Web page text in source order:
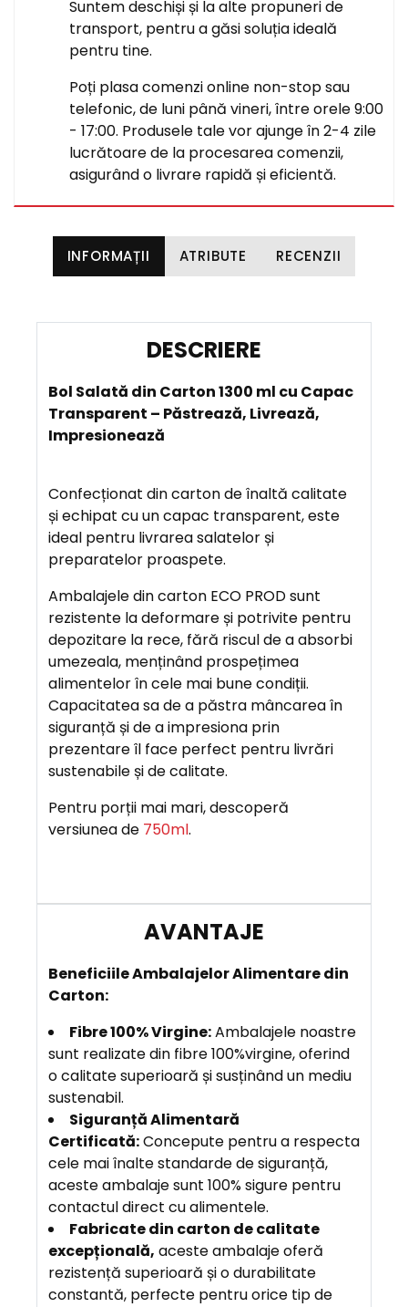
Suntem deschiși și la alte propuneri de
transport, pentru a găsi soluția ideală
pentru tine.
Poți plasa comenzi online non-stop sau
telefonic, de luni până vineri, între orele 9:00
- 17:00. Produsele tale vor ajunge în 2-4 zile
lucrătoare de la procesarea comenzii,
asigurând o livrare rapidă și eficientă.
INFORMAȚII ATRIBUTE RECENZII
S
C
R
E
R
E
A
V
A
N
T
A
J
E
Bol Salată din Carton 1300 ml cu Capac
Transparent – Păstrează, Livrează,
Impresionează
Confecționat din carton de înaltă calitate
și echipat cu un capac transparent, este
ideal pentru livrarea salatelor și
preparatelor proaspete.
Ambalajele din carton ECO PROD sunt
rezistente la deformare și potrivite pentru
depozitare la rece, fără riscul de a absorbi
umezeala, menținând prospețimea
alimentelor în cele mai bune condiții.
Capacitatea sa de a păstra mâncarea în
siguranță și de a impresiona prin
prezentare îl face perfect pentru livrări
sustenabile și de calitate.
Pentru porții mai mari, descoperă
versiunea de 750ml.
Beneficiile Ambalajelor Alimentare din
Carton:
Fibre 100% Virgine:Ambalajele noastre
sunt realizate din fibre 100%virgine, oferind
o calitate superioară și susținând un mediu
sustenabil.
Siguranță Alimentară
Certificată:Concepute pentru a respecta
cele mai înalte standarde de siguranță,
aceste ambalaje sunt 100% sigure pentru
contactul direct cu alimentele.
Fabricate din carton de calitate
excepțională, aceste ambalaje oferă
rezistență superioară și o durabilitate
constantă, perfecte pentru orice tip de